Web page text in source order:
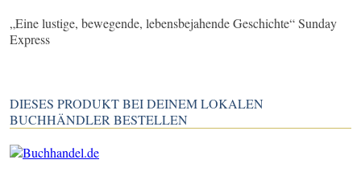
„Eine lustige, bewegende, lebensbejahende Geschichte“ Sunday
Express
DIESES PRODUKT BEI DEINEM LOKALEN
BUCHHÄNDLER BESTELLEN